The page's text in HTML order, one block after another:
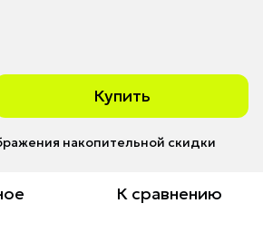
Купить
накопительной скидки
К сравнению